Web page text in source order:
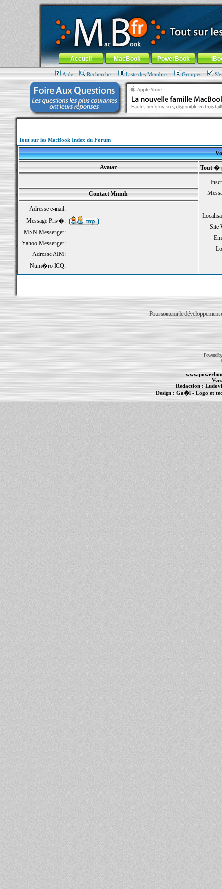
MacBook-fr.com : 100% Apple... 100% nomade !
Aller au contenu-Aller au menu général-Aller au menu de
Menu général
Accueil MacBook PowerBook
Aide Rechercher Liste des Membres Groupes
Tout sur les MacBook Index du Forum
Avatar
Tout �
Site
Contact Mnmh
Adresse e-mail:
Message Priv�:
MSN Messenger:
Yahoo Messenger:
Adresse AIM:
Num�ro ICQ:
Pour soutenir le développement
Powered
Rédaction :
Design : Ga�l- Logo et
MacBook Pro -